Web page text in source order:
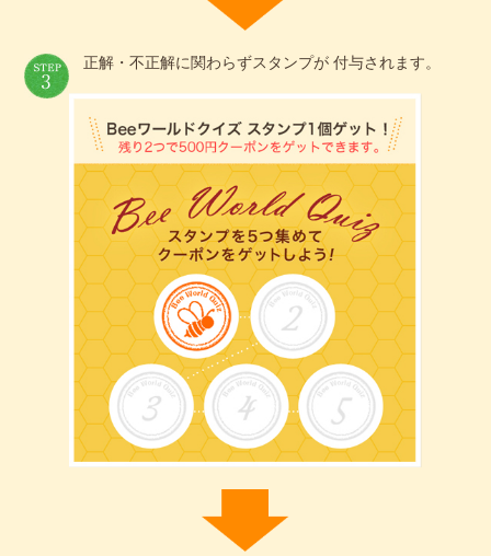
正解・不正解に関わらずスタンプが 付与されます。